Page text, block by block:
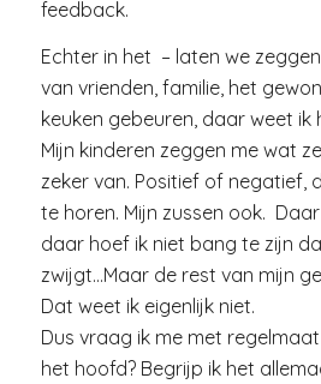
feedback.
Echter in het – laten we
van vrienden, familie, het
keuken gebeuren, daar weet ik
Mijn kinderen zeggen me wat
zeker van. Positief of negatief,
te horen. Mijn zussen ook.
daar hoef ik niet bang te zijn
zwijgt…Maar de rest van mijn
Dat weet ik eigenlijk niet.
Dus vraag ik me met
het hoofd? Begrijp ik het